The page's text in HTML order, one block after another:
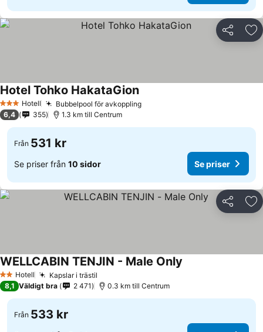
Dela
3 StjärnorHotell Bubbelpool för avkoppling
Hotel Tohko HakataGion
6,4 355 1.3 km till Centrum
Från 531 kr
Se priser från 10 sidor Se priser
Dela
2 Stjärnor
Hotell Kapslar i trästil
WELLCABIN TENJIN - Male Only
8,1 Väldigt bra 2 471 0.3 km till Centrum
Från 533 kr